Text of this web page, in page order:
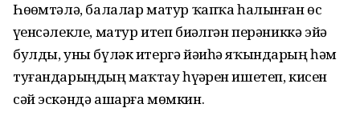
Һөҙөмтәлә, балалар матур ҡапҡа һалынған өс
үҙенсәлекле, матур итеп биҙәлгән перәниккә эйә
булды, уны бүләк итергә йәиһә яҡындарың һәм
туғандарыңдың маҡтау һүҙҙәрен ишетеп, кисен
сәй эскәндә ашарға мөмкин.